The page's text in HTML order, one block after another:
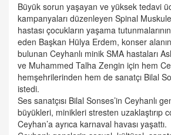
Büyük sorun yaşayan ve yüksek tedavi
kampanyaları düzenleyen Spinal
hastası çocukların yaşama
eden Başkan Hülya Erdem, konser
bulunan Ceyhanlı minik SMA hastaları
ve Muhammed Talha Zengin için hem
hemşehrilerinden hem de sanatçı Bilal
istedi.
Ses sanatçısı Bilal Sonses’in Ceyhanlı
büyükleri, minikleri stresten uzaklaştırıp
Ceyhan’a ayrıca karnaval havası yaşattı.